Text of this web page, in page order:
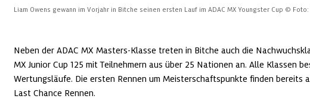
Liam Owens gewann im Vorjahr in Bitche seinen ersten Lauf im ADAC MX Youngster Cup © Foto:
Neben der ADAC MX Masters-Klasse treten in Bitche auch die
MX Junior Cup 125 mit Teilnehmern aus über 25 Nationen an. Alle Klassen
Wertungsläufe. Die ersten Rennen um Meisterschaftspunkte finden bereits
Last Chance Rennen.